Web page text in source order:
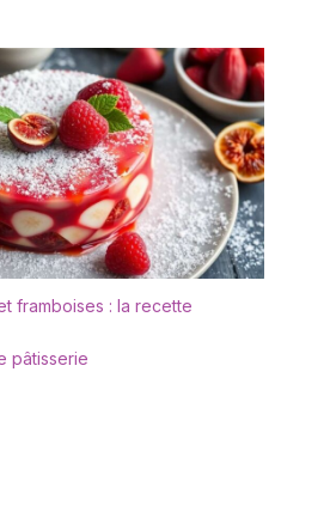
framboises : la recette
pâtisserie